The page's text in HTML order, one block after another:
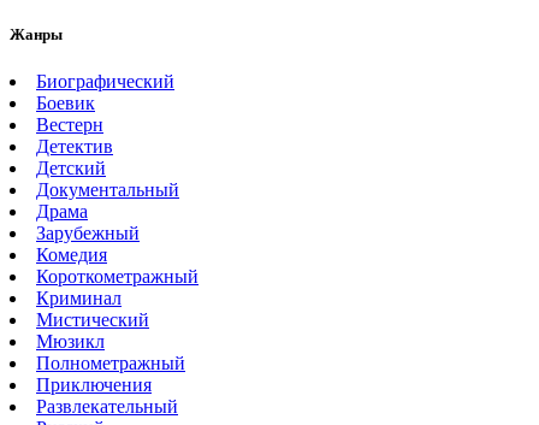
Жанры
Биографический
Боевик
Вестерн
Детектив
Детский
Документальный
Драма
Зарубежный
Комедия
Короткометражный
Криминал
Мистический
Мюзикл
Полнометражный
Приключения
Развлекательный